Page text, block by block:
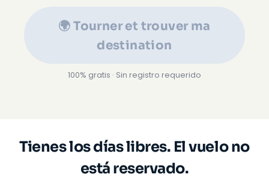
🌍 Tourner et trouver ma
destination
100% gratis · Sin registro requerido
Tienes los días libres. El vuelo no
está reservado.